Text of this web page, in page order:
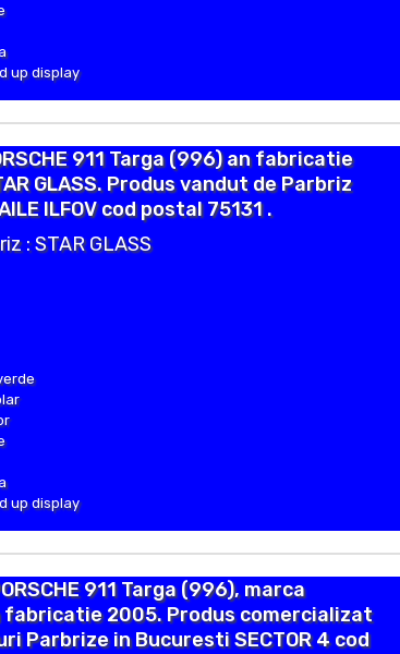
up display
911 Targa (996) an fabricatie
GLASS. Produs vandut de Parbriz
ILFOV cod postal 75131 .
: STAR GLASS
up display
911 Targa (996), marca
fabricatie 2005. Produs comercializat
Parbrize in Bucuresti SECTOR 4 cod